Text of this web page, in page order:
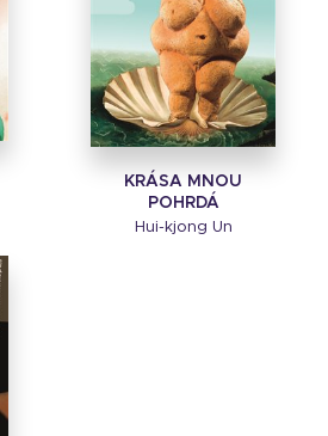
KRÁSA MNOU
POHRDÁ
Hui-kjong Un